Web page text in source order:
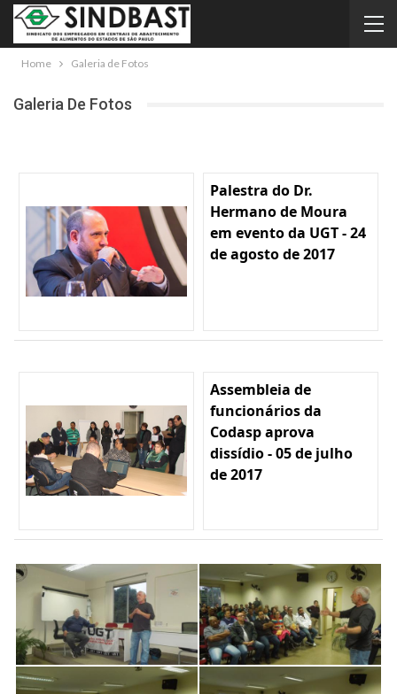
Home Galeria de Fotos
Galeria De Fotos
Palestra do Dr.
Hermano de Moura
em evento da UGT - 24
de agosto de 2017
Assembleia de
funcionários da
Codasp aprova
dissídio - 05 de julho
de 2017